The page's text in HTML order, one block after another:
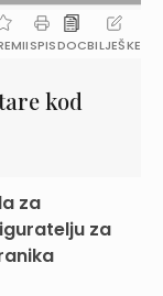
ISPISDOCBILJEŠKE
kod
za
za